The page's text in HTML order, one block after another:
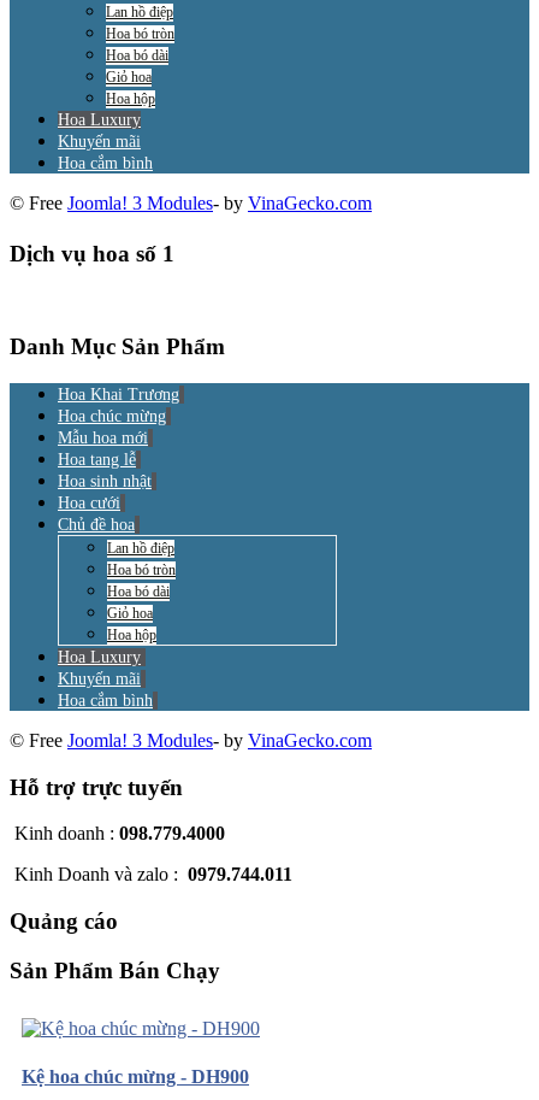
Lan hồ điệp
Hoa bó tròn
Hoa bó dài
Giỏ hoa
Hoa hộp
Hoa Luxury
Khuyến mãi
Hoa cắm bình
© Free Joomla! 3 Modules- by VinaGecko.com
Dịch vụ hoa số 1
Danh Mục Sản Phẩm
Hoa Khai Trương
Hoa chúc mừng
Mẫu hoa mới
Hoa tang lễ
Hoa sinh nhật
Hoa cưới
Chủ đề hoa
Lan hồ điệp
Hoa bó tròn
Hoa bó dài
Giỏ hoa
Hoa hộp
Hoa Luxury
Khuyến mãi
Hoa cắm bình
© Free Joomla! 3 Modules- by VinaGecko.com
Hỗ trợ trực tuyến
Kinh doanh : 098.779.4000
Kinh Doanh và zalo : 0979.744.011
Quảng cáo
Sản Phẩm Bán Chạy
Kệ hoa chúc mừng - DH900